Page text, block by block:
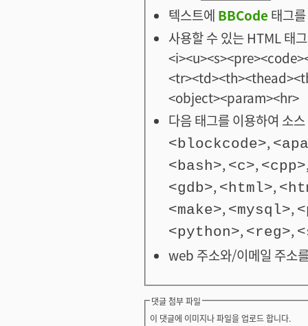
텍스트에 BBCode태그
사용할 수 있는 HTML
<object><param><hr>
다음 태그를 이용하여 소
<blockcode>,
<bash>, <c>, <cpp>
<gdb>, <html>,
<make>, <mysql>,
<python>, <reg>,
web 주소와/이메일 주소
댓글 첨부 파일
이 댓글에 이미지나 파일을 업로드 합니다.